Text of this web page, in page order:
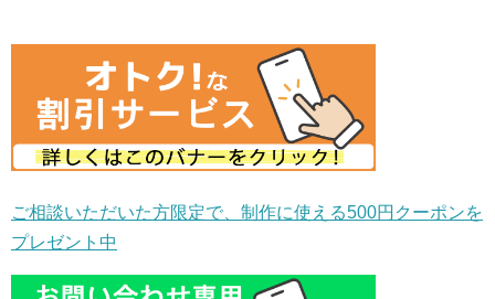
ご相談いただいた方限定で、制作に使える500円クーポンを
プレゼント中